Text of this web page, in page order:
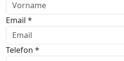
Email *
Telefon *